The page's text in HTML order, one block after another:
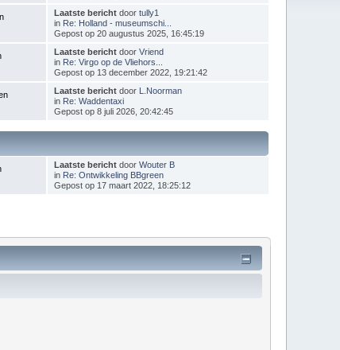
Laatste berichtdoor tully1
in Re: Holland - museumschi...
Gepost op 20 augustus 2025, 16:45:19
Laatste berichtdoor Vriend
in Re: Virgo op de Vliehors...
Gepost op 13 december 2022, 19:21:42
Laatste berichtdoor L.Noorman
in Re: Waddentaxi
Gepost op 8 juli 2026, 20:42:45
Laatste berichtdoor Wouter B
in Re: Ontwikkeling BBgreen
Gepost op 17 maart 2022, 18:25:12